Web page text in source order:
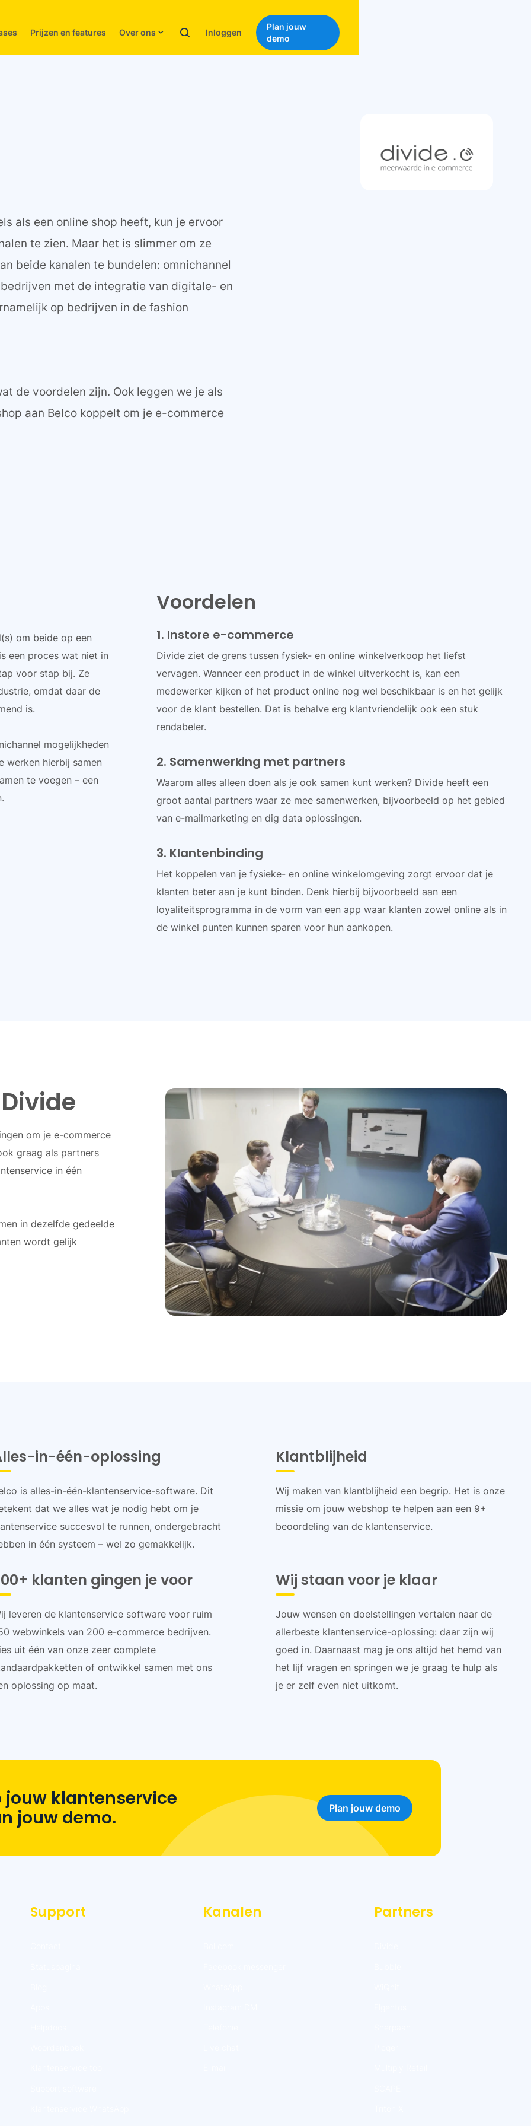
Prijzen en features Over ons Inloggen
Plan jouw
demo
als een online shop heeft, kun je ervoor
te zien. Maar het is slimmer om ze
beide kanalen te bundelen: omnichannel
met de integratie van digitale- en
op bedrijven in de fashion
de voordelen zijn. Ook leggen we je als
aan Belco koppelt om je e-commerce
om beide op een
een proces wat niet in
voor stap bij. Ze
omdat daar de
is.
mogelijkheden
werken hierbij samen
te voegen – een
Voordelen
1. Instore e-commerce
Divide ziet de grens tussen fysiek- en online winkelverkoop het liefst
vervagen. Wanneer een product in de winkel uitverkocht is, kan een
medewerker kijken of het product online nog wel beschikbaar is en het gelijk
voor de klant bestellen. Dat is behalve erg klantvriendelijk ook een stuk
rendabeler.
2. Samenwerking met partners
Waarom alles alleen doen als je ook samen kunt werken? Divide heeft een
groot aantal partners waar ze mee samenwerken, bijvoorbeeld op het gebied
van e-mailmarketing en dig data oplossingen.
3. Klantenbinding
Het koppelen van je fysieke- en online winkelomgeving zorgt ervoor dat je
klanten beter aan je kunt binden. Denk hierbij bijvoorbeeld aan een
loyaliteitsprogramma in de vorm van een app waar klanten zowel online als in
de winkel punten kunnen sparen voor hun aankopen.
om je e-commerce
graag als partners
in één
in dezelfde gedeelde
wordt gelijk
in-één-oplossing
is alles-in-één-klantenservice-software. Dit
dat we alles wat je nodig hebt om je
succesvol te runnen, ondergebracht
in één systeem – wel zo gemakkelijk.
Klantblijheid
Wij maken van klantblijheid een begrip. Het is onze
missie om jouw webshop te helpen aan een 9+
beoordeling van de klantenservice.
klanten gingen je voor
leveren de klantenservice software voor ruim
webwinkels van 200 e-commerce bedrijven.
uit één van onze zeer complete
of ontwikkel samen met ons
oplossing op maat.
Wij staan voor je klaar
Jouw wensen en doelstellingen vertalen naar de
allerbeste klantenservice-oplossing: daar zijn wij
goed in. Daarnaast mag je ons altijd het hemd van
het lijf vragen en springen we je graag te hulp als
je er zelf even niet uitkomt.
jouw klantenservice
jouw demo.
Plan jouw demo
Support Kanalen Partners